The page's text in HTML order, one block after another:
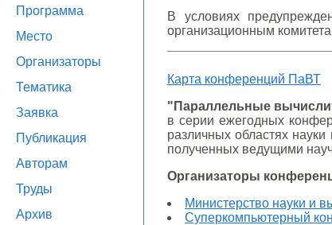
Программа
Место
Организаторы
Тематика
Заявка
Публикация
Авторам
Труды
Архив
В условиях
организационным
Карта конференций ПаВТ
"Параллельные
в серии ежегодных
различных областях науки
полученных ведущими
Организаторы
Министерство науки и
Суперкомпьютерный